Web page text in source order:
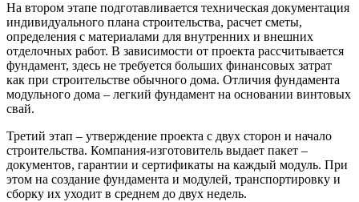
На втором этапе подготавливается техническая документация
индивидуального плана строительства, расчет сметы,
определения с материалами для внутренних и внешних
отделочных работ. В зависимости от проекта рассчитывается
фундамент, здесь не требуется больших финансовых затрат
как при строительстве обычного дома. Отличия фундамента
модульного дома – легкий фундамент на основании винтовых
свай.
Третий этап – утверждение проекта с двух сторон и начало
строительства. Компания-изготовитель выдает пакет –
документов, гарантии и сертификаты на каждый модуль. При
этом на создание фундамента и модулей, транспортировку и
сборку их уходит в среднем до двух недель.